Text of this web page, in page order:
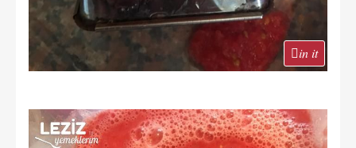
in it